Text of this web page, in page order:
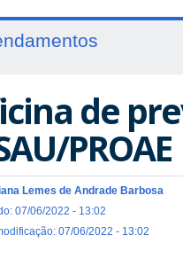
de
PROAE
Lemes de Andrade Barbosa
07/06/2022 - 13:02
07/06/2022 - 13:02